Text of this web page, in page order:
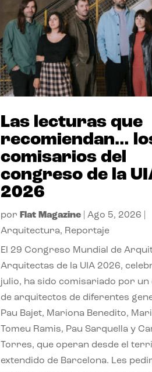
Las lecturas que
recomiendan…
comisarios del
congreso de la
2026
por Flat Magazine| Ago 5, 2026
Arquitectura, Reportaje
El 29 Congreso Mundial de
Arquitectas de la UIA 2026,
julio, ha sido comisariado por un
de arquitectos de diferentes
Pau Bajet, Mariona Benedito,
Tomeu Ramis, Pau Sarquella y
Torres, que operan desde el
extendido de Barcelona. Les